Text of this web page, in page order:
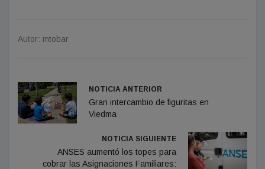
Autor: mtobar
NOTICIA ANTERIOR
Gran intercambio de figuritas en
Viedma
NOTICIA SIGUIENTE
ANSES aumentó los topes para
cobrar las Asignaciones Familiares: